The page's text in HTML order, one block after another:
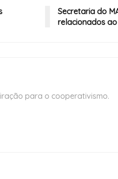
Secretaria do
relacionados
para o cooperativismo.